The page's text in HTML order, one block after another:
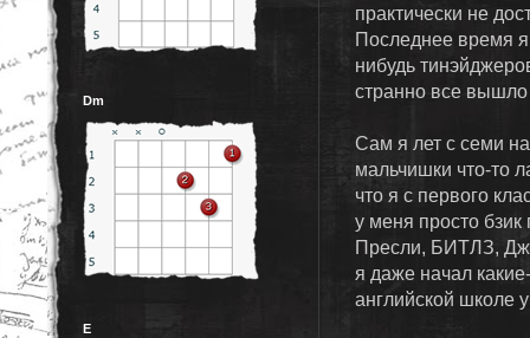
практически не
Последнее время я
нибудь
странно все
Сам я лет с семи
мальчишки что-то
что я с первого
у меня просто
Пресли, БИТЛЗ,
я даже начал
английской школе
Dm
E